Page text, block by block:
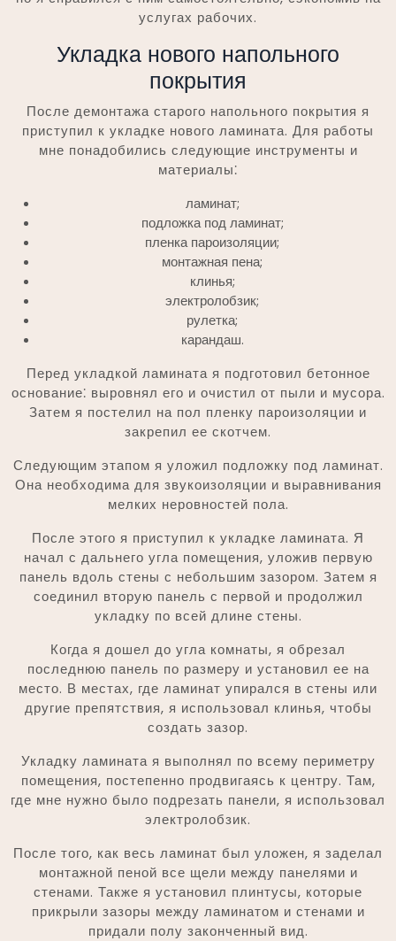
услугах рабочих.
Укладка нового напольного
покрытия
После демонтажа старого напольного покрытия я
приступил к укладке нового ламината. Для работы
мне понадобились следующие инструменты и
материалы⁚
ламинат;
подложка под ламинат;
пленка пароизоляции;
монтажная пена;
клинья;
электролобзик;
рулетка;
карандаш.
Перед укладкой ламината я подготовил бетонное
основание⁚ выровнял его и очистил от пыли и мусора.
Затем я постелил на пол пленку пароизоляции и
закрепил ее скотчем.
Следующим этапом я уложил подложку под ламинат.
Она необходима для звукоизоляции и выравнивания
мелких неровностей пола.
После этого я приступил к укладке ламината. Я
начал с дальнего угла помещения, уложив первую
панель вдоль стены с небольшим зазором. Затем я
соединил вторую панель с первой и продолжил
укладку по всей длине стены.
Когда я дошел до угла комнаты, я обрезал
последнюю панель по размеру и установил ее на
место. В местах, где ламинат упирался в стены или
другие препятствия, я использовал клинья, чтобы
создать зазор.
Укладку ламината я выполнял по всему периметру
помещения, постепенно продвигаясь к центру. Там,
где мне нужно было подрезать панели, я использовал
электролобзик.
После того, как весь ламинат был уложен, я заделал
монтажной пеной все щели между панелями и
стенами. Также я установил плинтусы, которые
прикрыли зазоры между ламинатом и стенами и
придали полу законченный вид.